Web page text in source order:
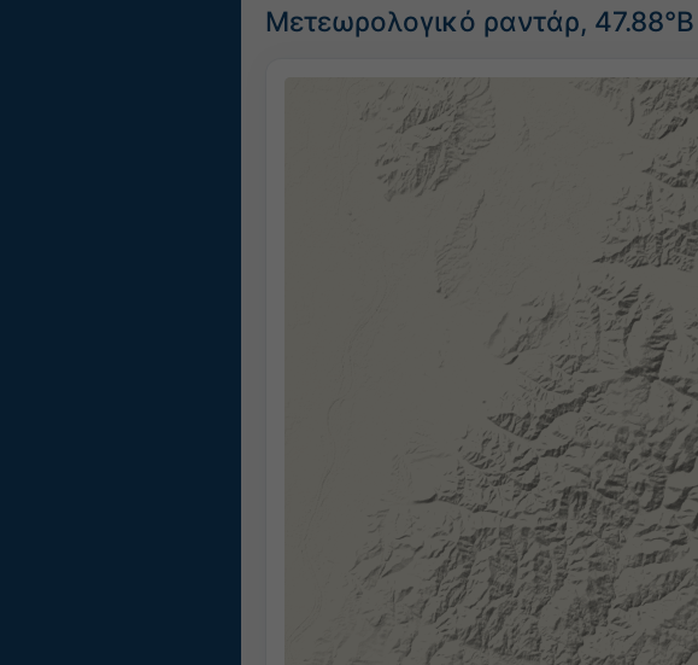
Μετεωρολογικό ραντάρ,